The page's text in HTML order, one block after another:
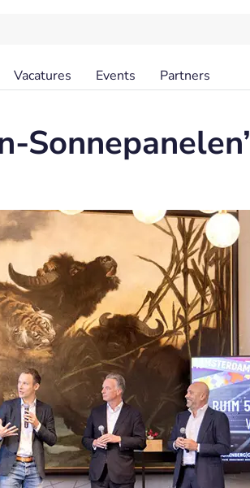
Vacatures Events Partners
Sonnepanelen’